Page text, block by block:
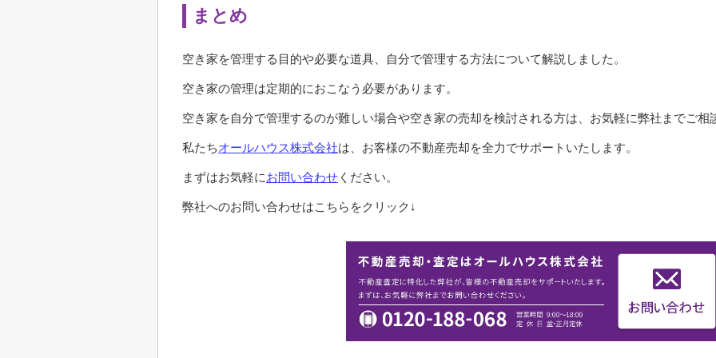
まとめ
空き家を管理する目的や必要な道具、自分で管理する方法について解説しました。
空き家の管理は定期的におこなう必要があります。
空き家を自分で管理するのが難しい場合や空き家の売却を検討される方は、お気軽に弊社までご相
私たちオールハウス株式会社は、お客様の不動産売却を全力でサポートいたします。
まずはお気軽にお問い合わせ ください。
弊社へのお問い合わせはこちらをクリック↓